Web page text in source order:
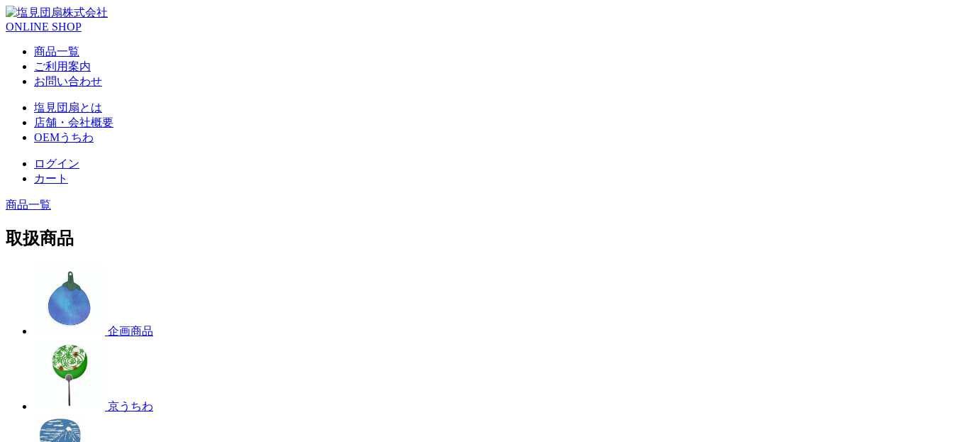
ONLINE SHOP
商品一覧
ご利用案内
お問い合わせ
塩見団扇とは
店舗・会社概要
OEMうちわ
ログイン
カート
商品一覧
取扱商品
企画商品
京うちわ